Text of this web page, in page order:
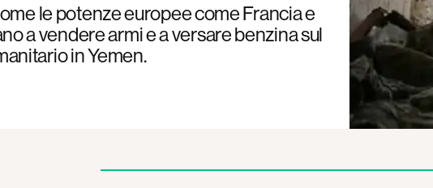
le potenze europee come Francia e
a vendere armi e a versare benzina sul
in Yemen.